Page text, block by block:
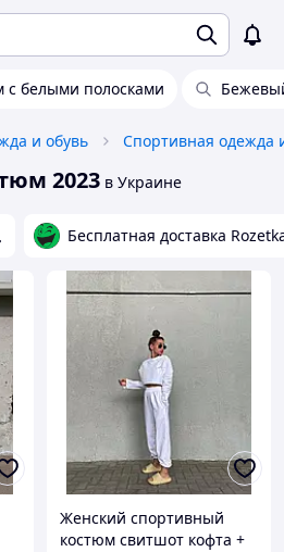
белыми полосками
и обувь Спортивная одежда
2023 в Украине
Бесплатная доставка
Женский спортивный
костюм свитшот кофта +